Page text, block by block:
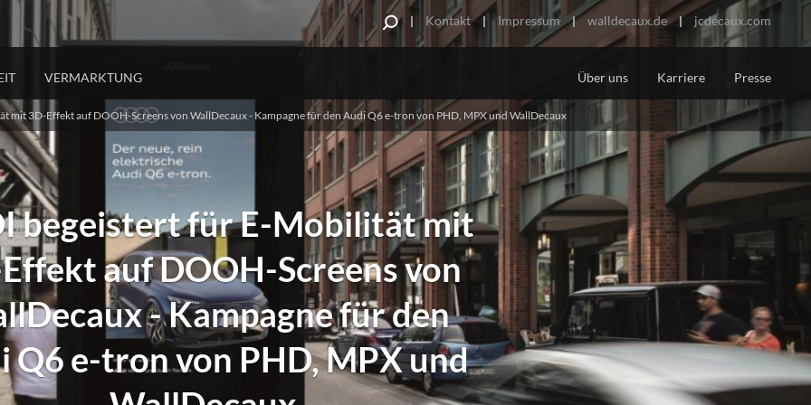
Kontakt Impressum walldecaux.de jcdecaux.com
URBANE KOMMUNIKATION
Stadtinformationen
GEPFLEGTES STADTBILD
Service mit hoher Qualität
Öffentliche City-Toiletten
VERMARKTUNG Über uns Karriere Presse
mit 3D-Effekt auf DOOH-Screens von WallDecaux - Kampagne für den Audi Q6 e-tron von PHD, MPX und WallDecaux
begeistert für E-Mobilität mit
auf DOOH-Screens von
- Kampagne für den
Q6 e-tron von PHD, MPX und